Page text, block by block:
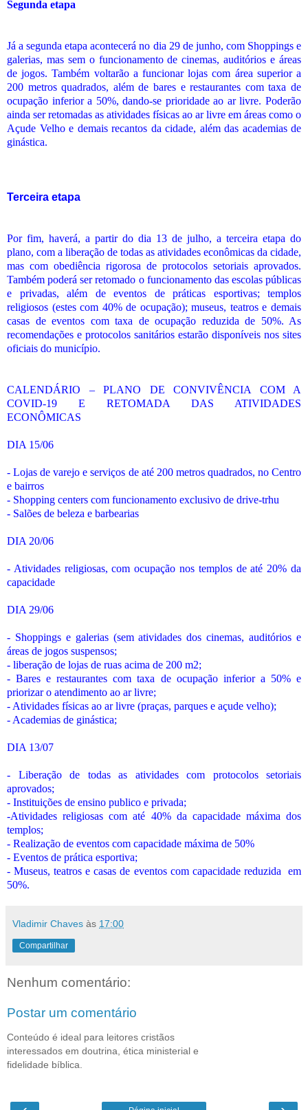
Segunda etapa
Já a segunda etapa acontecerá no dia 29 de junho, com Shoppings e
galerias, mas sem o funcionamento de cinemas, auditórios e áreas
de jogos. Também voltarão a funcionar lojas com área superior a
200 metros quadrados, além de bares e restaurantes com taxa de
ocupação inferior a 50%, dando-se prioridade ao ar livre. Poderão
ainda ser retomadas as atividades físicas ao ar livre em áreas como o
Açude Velho e demais recantos da cidade, além das academias de
ginástica.
Terceira etapa
Por fim, haverá, a partir do dia 13 de julho, a terceira etapa do
plano, com a liberação de todas as atividades econômicas da cidade,
mas com obediência rigorosa de protocolos setoriais aprovados.
Também poderá ser retomado o funcionamento das escolas públicas
e privadas, além de eventos de práticas esportivas; templos
religiosos (estes com 40% de ocupação); museus, teatros e demais
casas de eventos com taxa de ocupação reduzida de 50%. As
recomendações e protocolos sanitários estarão disponíveis nos sites
oficiais do município.
CALENDÁRIO – PLANO DE CONVIVÊNCIA COM A
COVID-19 E RETOMADA DAS ATIVIDADES
ECONÔMICAS
DIA 15/06
- Lojas de varejo e serviços de até 200 metros quadrados, no Centro
e bairros
- Shopping centers com funcionamento exclusivo de drive-trhu
- Salões de beleza e barbearias
DIA 20/06
- Atividades religiosas, com ocupação nos templos de até 20% da
capacidade
DIA 29/06
- Shoppings e galerias (sem atividades dos cinemas, auditórios e
áreas de jogos suspensos;
- liberação de lojas de ruas acima de 200 m2;
- Bares e restaurantes com taxa de ocupação inferior a 50% e
priorizar o atendimento ao ar livre;
- Atividades físicas ao ar livre (praças, parques e açude velho);
- Academias de ginástica;
DIA 13/07
- Liberação de todas as atividades com protocolos setoriais
aprovados;
- Instituições de ensino publico e privada;
-Atividades religiosas com até 40% da capacidade máxima dos
templos;
- Realização de eventos com capacidade máxima de 50%
- Eventos de prática esportiva;
- Museus, teatros e casas de eventos com capacidade reduzida
em
50%.
Vladimir Chaves às 17:00
Compartilhar
Nenhum comentário:
Postar um comentário
Conteúdo é ideal para leitores cristãos
interessados em doutrina, ética ministerial e
fidelidade bíblica.